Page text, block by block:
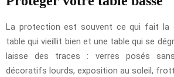
La protection est souvent ce qui fait la
table qui vieillit bien et une table qui se
laisse des traces : verres posés
décoratifs lourds, exposition au soleil,